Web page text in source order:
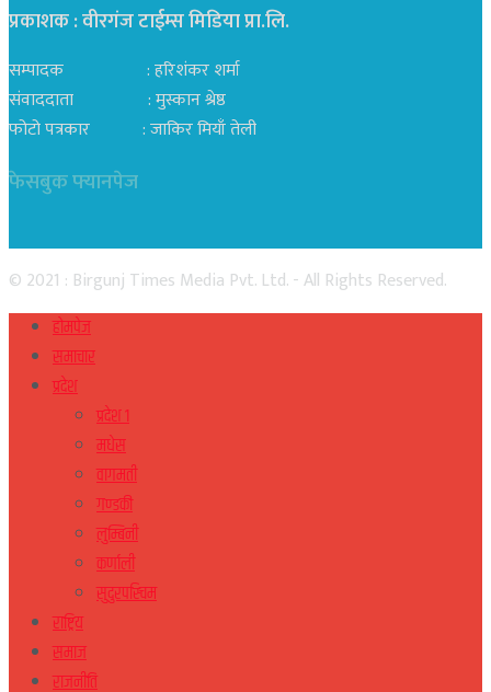
प्रकाशक : वीरगंज टाईम्स मिडिया प्रा‍.लि.
सम्पादक : हरिशंकर शर्मा
संवाददाता : मुस्कान श्रेष्ठ
फोटो पत्रकार : जाकिर मियाँ तेली
फेसबुक फ्यानपेज
© 2021 : Birgunj Times Media Pvt. Ltd. - All Rights Reserved.
होमपेज
समाचार
प्रदेश
प्रदेश १
मधेस
वागमती
गण्डकी
लुम्बिनी
कर्णाली
सुदुरपस्चिम
राष्ट्रिय
समाज
राजनीति